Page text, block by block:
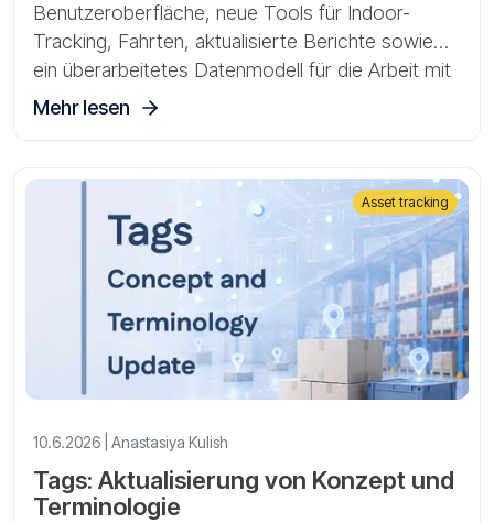
Benutzeroberfläche, neue Tools für Indoor-
Tracking, Fahrten, aktualisierte Berichte sowie
ein überarbeitetes Datenmodell für die Arbeit mit
Gateways, Sensoren und Assets.
Mehr lesen
10.6.2026 | Anastasiya Kulish
Tags: Aktualisierung von Konzept und
Terminologie
Asset tracking